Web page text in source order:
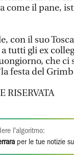
come il pane,
con il suo
tutti gli ex
che
festa del
RISERVATA
l'algoritmo:
per le tue notizie